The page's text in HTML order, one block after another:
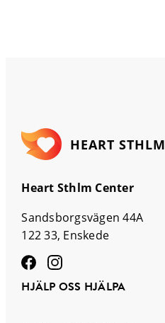
HEART STHLM
Heart Sthlm Center
Sandsborgsvägen 44A
122 33, Enskede
HJÄLP OSS HJÄLPA